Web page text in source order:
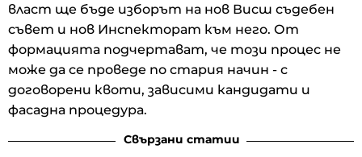
власт ще бъде изборът на нов Висш съдебен
съвет и нов Инспекторат към него. От
формацията подчертават, че този процес не
може да се проведе по стария начин - с
договорени квоти, зависими кандидати и
фасадна процедура.
Свързани статии